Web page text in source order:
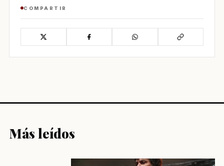
COMPARTIR
Más leídos